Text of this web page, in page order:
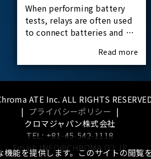
When performing battery
tests, relays are often used
to connect batteries and bi-
supplies. What happens the
moment the relay is
switched?The Chroma
experimental equipment
for this study.provides an
applicati
Read more
ATE Inc. ALL RIGHTS
| プライバシーポリシー |
クロマジャパン株式会社
TEL: +81-45-542-1118
Email: INFO@CHROMA.CO.JP
能を提供します。このサイトの閲覧